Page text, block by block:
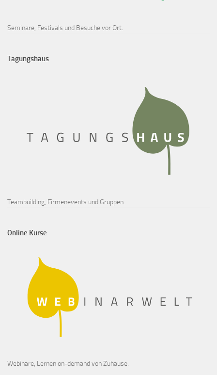
Seminare, Festivals und Besuche vor Ort.
Tagungshaus
Teambuilding, Firmenevents und Gruppen.
Online Kurse
Webinare, Lernen on-demand von Zuhause.